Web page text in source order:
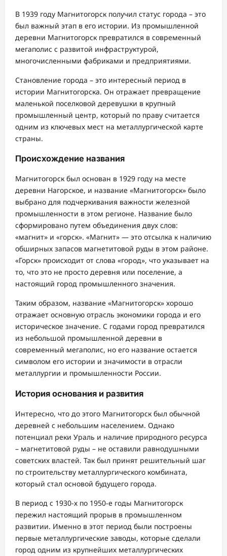
В 1939 году Магнитогорск получил статус города – это
был важный этап в его истории. Из промышленной
деревни Магнитогорск превратился в современный
мегаполис с развитой инфраструктурой,
многочисленными фабриками и предприятиями.
Становление города – это интересный период в
истории Магнитогорска. Он отражает превращение
маленькой поселковой деревушки в крупный
промышленный центр, который по праву считается
одним из ключевых мест на металлургической карте
страны.
Происхождение названия
Магнитогорск был основан в 1929 году на месте
деревни Нагорское, и название «Магнитогорск» было
выбрано для подчеркивания важности железной
промышленности в этом регионе. Название было
сформировано путем объединения двух слов:
«магнит» и «горск». «Магнит» — это отсылка к наличию
обширных запасов магнетитовой руды в этом районе.
«Горск» происходит от слова «город», что указывает на
то, что это не просто деревня или поселение, а
настоящий город промышленного значения.
Таким образом, название «Магнитогорск» хорошо
отражает основную отрасль экономики города и его
историческое значение. С годами город превратился
из небольшой промышленной деревни в
современный мегаполис, но его название остается
символом его истории и значимости в отрасли
металлургии и промышленности России.
История основания и развития
Интересно, что до этого Магнитогорск был обычной
деревней с небольшим населением. Однако
потенциал реки Ураль и наличие природного ресурса
– магнетитовой руды – не оставили равнодушными
советских властей. Так был принят решительный шаг
по строительству металлургического комбината,
который стал основой будущего города.
В период с 1930-х по 1950-е годы Магнитогорск
пережил настоящий прорыв в промышленном
развитии. Именно в этот период были построены
первые металлургические заводы, которые сделали
город одним из крупнейших металлургических